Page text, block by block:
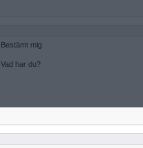
Bestämt mig
Vad har du?